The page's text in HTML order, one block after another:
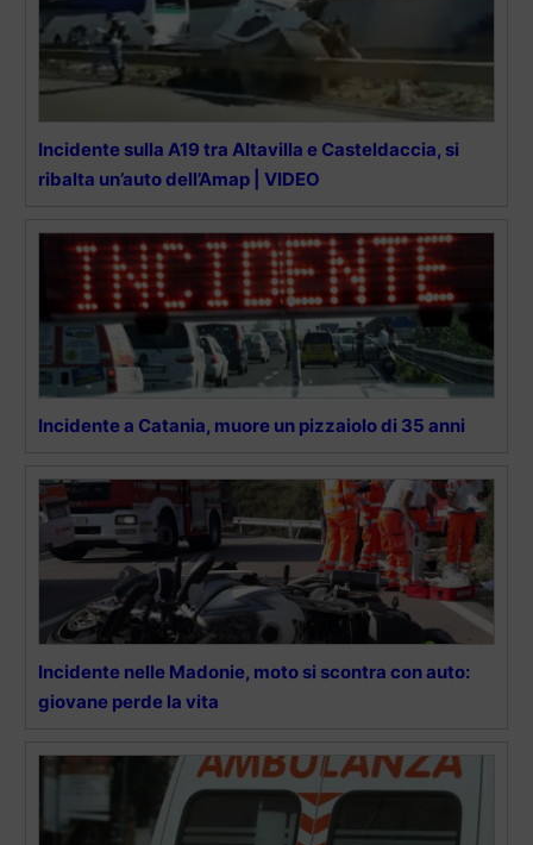
Incidente sulla A19 tra Altavilla e Casteldaccia, si
ribalta un’auto dell’Amap | VIDEO
Incidente a Catania, muore un pizzaiolo di 35 anni
Incidente nelle Madonie, moto si scontra con auto:
giovane perde la vita